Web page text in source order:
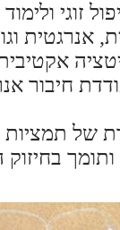
זוגי
אנרגטית
חיבור
של
בחיזוק